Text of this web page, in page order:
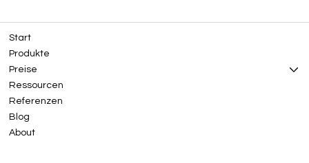
Start
Produkte
Preise
Ressourcen
Referenzen
Blog
About